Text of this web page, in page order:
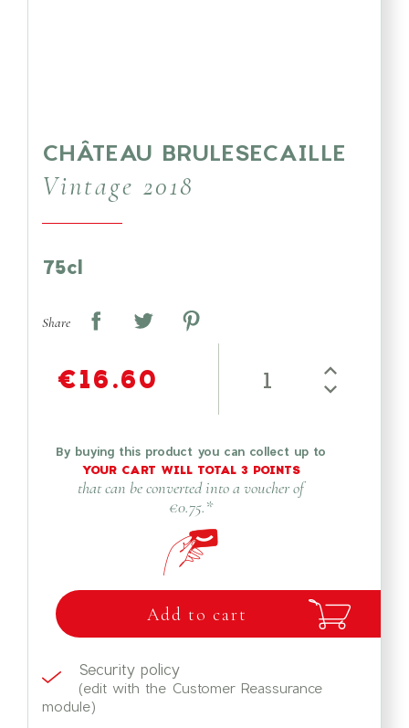
CHÂTEAU BRULESECAILLE
Vintage 2018
75cl
Share
€16.60
By buying this product you can collect up to
YOUR CART WILL TOTAL 3 POINTS
that can be converted into a voucher of
€0.75.*
Add to cart
Security policy
(edit with the Customer Reassurance
module)